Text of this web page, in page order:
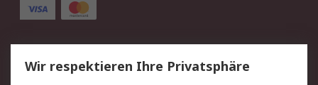
Service
Value Added Services
Lieferlösungen
Wir respektieren Ihre Privatsphäre